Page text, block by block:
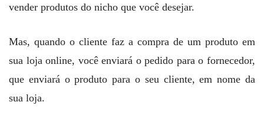
vender produtos do nicho que você desejar.
Mas, quando o cliente faz a compra de um produto em
sua loja online, você enviará o pedido para o fornecedor,
que enviará o produto para o seu cliente, em nome da
sua loja.